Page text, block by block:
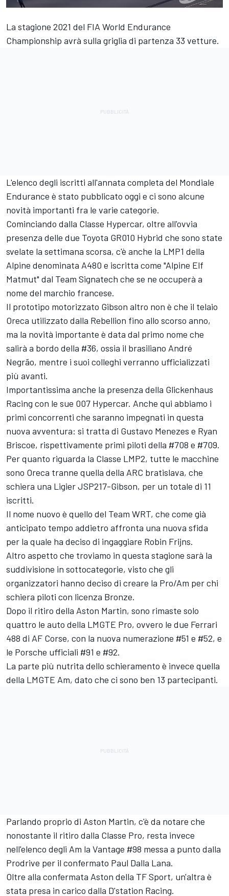
La stagione 2021 del FIA World Endurance
Championship avrà sulla griglia di partenza 33 vetture.
L'elenco degli iscritti all'annata completa del Mondiale
Endurance è stato pubblicato oggi e ci sono alcune
novità importanti fra le varie categorie.
Cominciando dalla Classe Hypercar, oltre all'ovvia
presenza delle due Toyota GR010 Hybrid che sono state
svelate la settimana scorsa, c'è anche la LMP1 della
Alpine denominata A480 e iscritta come "Alpine Elf
Matmut" dal Team Signatech che se ne occuperà a
nome del marchio francese.
Il prototipo motorizzato Gibson altro non è che il telaio
Oreca utilizzato dalla Rebellion fino allo scorso anno,
ma la novità importante è data dal primo nome che
salirà a bordo della #36, ossia il brasiliano André
Negrão, mentre i suoi colleghi verranno ufficializzati
più avanti.
Importantissima anche la presenza della Glickenhaus
Racing con le sue 007 Hypercar. Anche qui abbiamo i
primi concorrenti che saranno impegnati in questa
nuova avventura: si tratta di Gustavo Menezes e Ryan
Briscoe, rispettivamente primi piloti della #708 e #709.
Per quanto riguarda la Classe LMP2, tutte le macchine
sono Oreca tranne quella della ARC bratislava, che
schiera una Ligier JSP217-Gibson, per un totale di 11
iscritti.
Il nome nuovo è quello del Team WRT, che come già
anticipato tempo addietro affronta una nuova sfida
per la quale ha deciso di ingaggiare Robin Frijns.
Altro aspetto che troviamo in questa stagione sarà la
suddivisione in sottocategorie, visto che gli
organizzatori hanno deciso di creare la Pro/Am per chi
schiera piloti con licenza Bronze.
Dopo il ritiro della Aston Martin, sono rimaste solo
quattro le auto della LMGTE Pro, ovvero le due Ferrari
488 di AF Corse, con la nuova numerazione #51 e #52, e
le Porsche ufficiali #91 e #92.
La parte più nutrita dello schieramento è invece quella
della LMGTE Am, dato che ci sono ben 13 partecipanti.
Parlando proprio di Aston Martin, c'è da notare che
nonostante il ritiro dalla Classe Pro, resta invece
nell'elenco degli Am la Vantage #98 messa a punto dalla
Prodrive per il confermato Paul Dalla Lana.
Oltre alla confermata Aston della TF Sport, un'altra è
stata presa in carico dalla D'station Racing.